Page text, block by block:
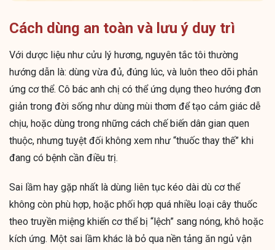
Cách dùng an toàn và lưu ý duy trì
Với dược liệu như cửu lý hương, nguyên tắc tôi thường
hướng dẫn là: dùng vừa đủ, đúng lúc, và luôn theo dõi phản
ứng cơ thể. Cô bác anh chị có thể ứng dụng theo hướng đơn
giản trong đời sống như dùng mùi thơm để tạo cảm giác dễ
chịu, hoặc dùng trong những cách chế biến dân gian quen
thuộc, nhưng tuyệt đối không xem như “thuốc thay thế” khi
đang có bệnh cần điều trị.
Sai lầm hay gặp nhất là dùng liên tục kéo dài dù cơ thể
không còn phù hợp, hoặc phối hợp quá nhiều loại cây thuốc
theo truyền miệng khiến cơ thể bị “lệch” sang nóng, khô hoặc
kích ứng. Một sai lầm khác là bỏ qua nền tảng ăn ngủ vận